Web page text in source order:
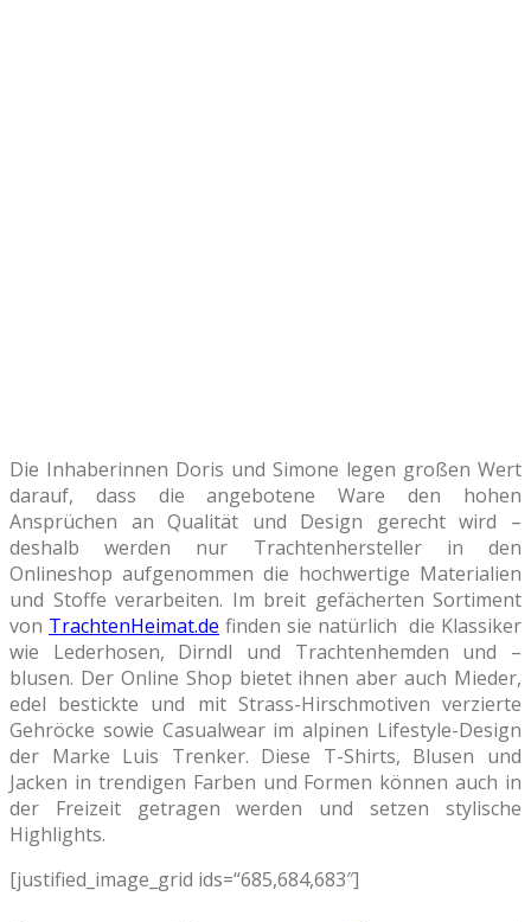
Die Inhaberinnen Doris und Simone legen großen Wert
darauf, dass die angebotene Ware den hohen
Ansprüchen an Qualität und Design gerecht wird –
deshalb werden nur Trachtenhersteller in den
Onlineshop aufgenommen die hochwertige Materialien
und Stoffe verarbeiten. Im breit gefächerten Sortiment
von TrachtenHeimat.de finden sie natürlich die Klassiker
wie Lederhosen, Dirndl und Trachtenhemden und –
blusen. Der Online Shop bietet ihnen aber auch Mieder,
edel bestickte und mit Strass-Hirschmotiven verzierte
Gehröcke sowie Casualwear im alpinen Lifestyle-Design
der Marke Luis Trenker. Diese T-Shirts, Blusen und
Jacken in trendigen Farben und Formen können auch in
der Freizeit getragen werden und setzen stylische
Highlights.
[justified_image_grid ids=“685,684,683″]